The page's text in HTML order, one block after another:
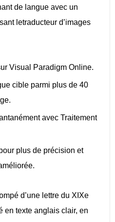
de langue avec un
letraducteur d’images
Visual Paradigm Online.
cible parmi plus de 40
avecTraitement
plus de précision et
d’une lettre du XIXe
en texte anglais clair, en